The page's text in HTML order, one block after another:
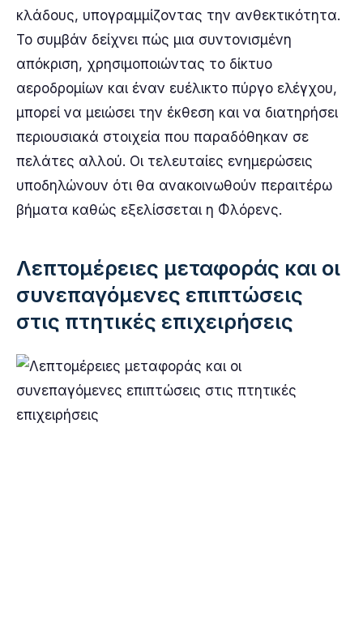
κλάδους, υπογραμμίζοντας την ανθεκτικότητα.
Το συμβάν δείχνει πώς μια συντονισμένη
απόκριση, χρησιμοποιώντας το δίκτυο
αεροδρομίων και έναν ευέλικτο πύργο ελέγχου,
μπορεί να μειώσει την έκθεση και να διατηρήσει
περιουσιακά στοιχεία που παραδόθηκαν σε
πελάτες αλλού. Οι τελευταίες ενημερώσεις
υποδηλώνουν ότι θα ανακοινωθούν περαιτέρω
βήματα καθώς εξελίσσεται η Φλόρενς.
Λεπτομέρειες μεταφοράς και οι
συνεπαγόμενες επιπτώσεις
στις πτητικές επιχειρήσεις